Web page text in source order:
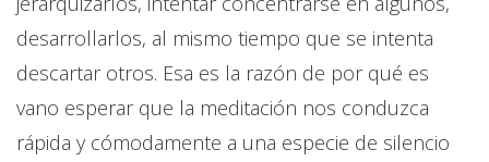
desarrollarlos, al mismo tiempo que se intenta
descartar otros. Esa es la razón de por qué es
vano esperar que la meditación nos conduzca
rápida y cómodamente a una especie de silencio